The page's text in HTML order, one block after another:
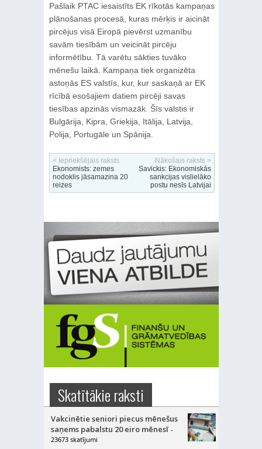
Pašlaik PTAC iesaistīts EK rīkotās kampaņas
plānošanas procesā, kuras mērķis ir aicināt
pircējus visā Eiropā pievērst uzmanību
savām tiesībām un veicināt pircēju
informētību. Tā varētu sākties tuvāko
mēnešu laikā. Kampaņa tiek organizēta
astoņās ES valstīs, kur, kur saskaņā ar EK
rīcībā esošajiem datiem pircēji savas
tiesības apzinās vismazāk. Šīs valstis ir
Bulgārija, Kipra, Grieķija, Itālija, Latvija,
Polija, Portugāle un Spānija.
< Iepriekšējais raksts
Ekonomists: zemes
nodoklis jāsamazina 20
reizes
Nākošais raksts >
Savickis: Ekonomiskās
sankcijas vislielāko
postu nesīs Latvijai
Skatītākie raksti
Vakcinētie seniori piecus mēnešus
saņems pabalstu 20 eiro mēnesī -
23673 skatījumi